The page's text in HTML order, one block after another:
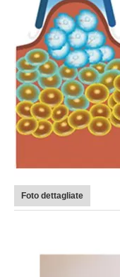
Foto dettagliate